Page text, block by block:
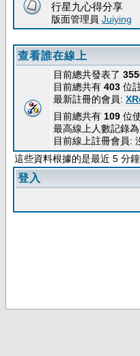
行星九心得分享
版面管理員 Juiying
查看誰在線上
目前總共發表了
目前總共有 403 位
最新註冊的會員:
目前總共有 109 位
最高線上人數記錄為
目前線上註冊會員:
這些資料根據的是最近 5 分
登入